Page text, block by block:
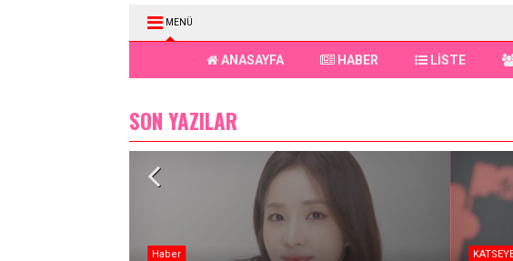
MENÜ
ANASAYFA HABER LİSTE
SON YAZILAR
Haber